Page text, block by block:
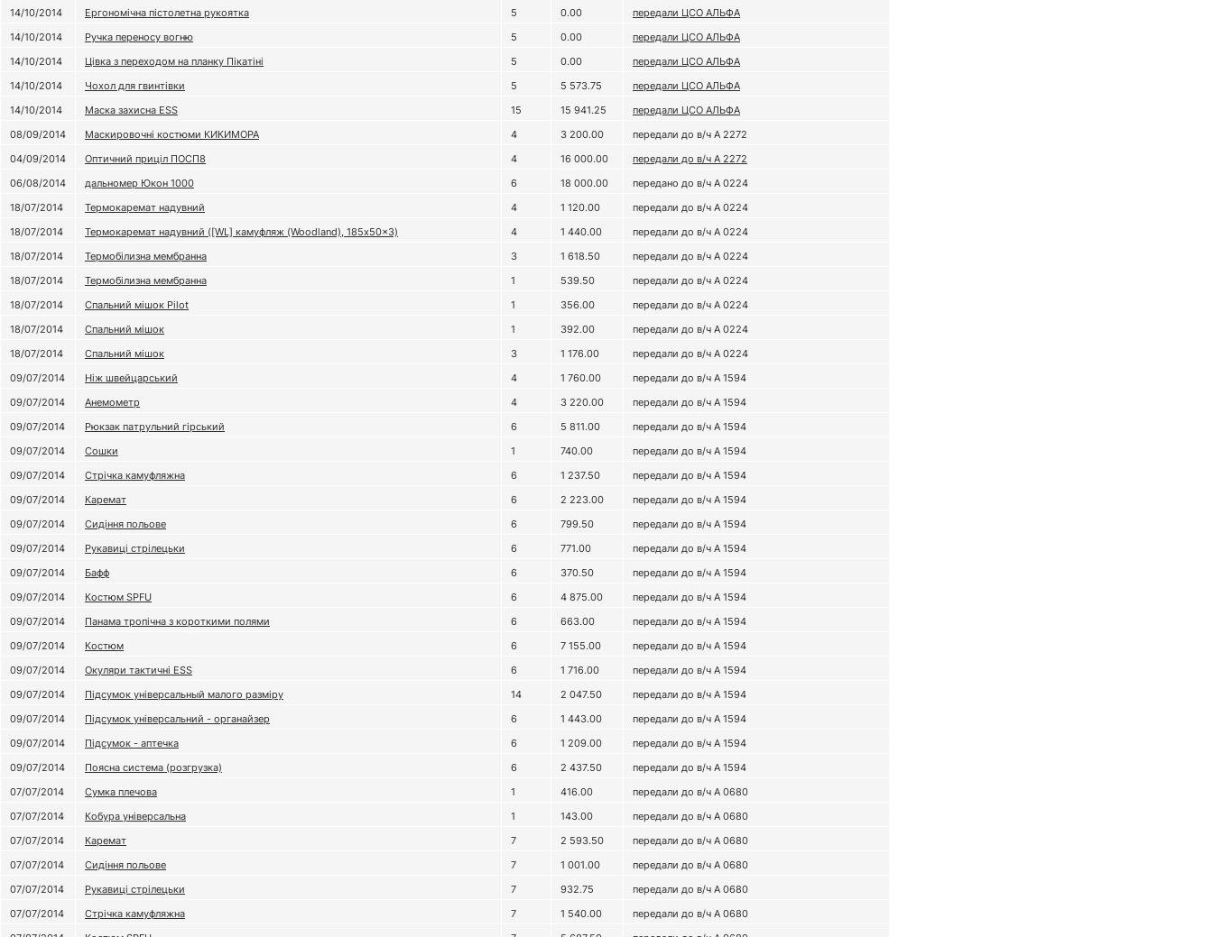
14/10/2014
Ергономічна пістолетна рукоятка 5 0.00
передали ЦСО АЛЬФА
14/10/2014
Ручка переносу вогню 5 0.00
передали ЦСО АЛЬФА
14/10/2014
Цівка з переходом на планку Пікатіні 5 0.00
передали ЦСО АЛЬФА
14/10/2014
Чохол для гвинтівки 5 5 573.75
передали ЦСО АЛЬФА
14/10/2014
Маска захисна ESS 15 15 941.25
передали ЦСО АЛЬФА
08/09/2014
Маскировочні костюми КИКИМОРА 4 3 200.00
передали до в/ч А 2272
04/09/2014
Оптичний приціл ПОСП8 4 16 000.00
передали до в/ч А 2272
06/08/2014
дальномер Юкон 1000 6 18 000.00
передано до в/ч А 0224
18/07/2014
Термокаремат надувний 4 1 120.00
передали до в/ч А 0224
18/07/2014
Термокаремат надувний ([WL] камуфляж (Woodland), 185x50x3) 4 1 440.00
передали до в/ч А 0224
18/07/2014
Термобілизна мембранна 3 1 618.50
передали до в/ч А 0224
18/07/2014
Термобілизна мембранна 1 539.50
передали до в/ч А 0224
18/07/2014
Спальний мішок Pilot 1 356.00
передали до в/ч А 0224
18/07/2014
Спальний мішок 1 392.00
передали до в/ч А 0224
18/07/2014
Спальний мішок 3 1 176.00
передали до в/ч А 0224
09/07/2014
Ніж швейцарський 4 1 760.00
передали до в/ч А 1594
09/07/2014
Анемометр 4 3 220.00
передали до в/ч А 1594
09/07/2014
Рюкзак патрульний гірський 6 5 811.00
передали до в/ч А 1594
09/07/2014
Сошки 1 740.00
передали до в/ч А 1594
09/07/2014
Стрічка камуфляжна 6 1 237.50
передали до в/ч А 1594
09/07/2014
Каремат 6 2 223.00
передали до в/ч А 1594
09/07/2014
Сидіння польове 6 799.50
передали до в/ч А 1594
09/07/2014
Рукавиці стрілецьки 6 771.00
передали до в/ч А 1594
09/07/2014
Бафф 6 370.50
передали до в/ч А 1594
09/07/2014
Костюм SPFU 6 4 875.00
передали до в/ч А 1594
09/07/2014
Панама тропічна з короткими полями 6 663.00
передали до в/ч А 1594
09/07/2014
Костюм 6 7 155.00
передали до в/ч А 1594
09/07/2014
Окуляри тактичні ESS 6 1 716.00
передали до в/ч А 1594
09/07/2014
Підсумок універсальный малого разміру 14 2 047.50
передали до в/ч А 1594
09/07/2014
Підсумок універсальний - органайзер 6 1 443.00
передали до в/ч А 1594
09/07/2014
Підсумок - аптечка 6 1 209.00
передали до в/ч А 1594
09/07/2014
Поясна система (розгрузка) 6 2 437.50
передали до в/ч А 1594
07/07/2014
Сумка плечова 1 416.00
передали до в/ч А 0680
07/07/2014
Кобура універсальна 1 143.00
передали до в/ч А 0680
07/07/2014
Каремат 7 2 593.50
передали до в/ч А 0680
07/07/2014
Сидіння польове 7 1 001.00
передали до в/ч А 0680
07/07/2014
Рукавиці стрілецьки 7 932.75
передали до в/ч А 0680
07/07/2014
Стрічка камуфляжна 7 1 540.00
передали до в/ч А 0680